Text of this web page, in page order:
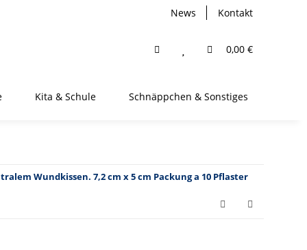
News Kontakt
0,00 €
Kita & Schule Schnäppchen & Sonstiges
Wundkissen. 7,2 cm x 5 cm Packung a 10 Pflaster